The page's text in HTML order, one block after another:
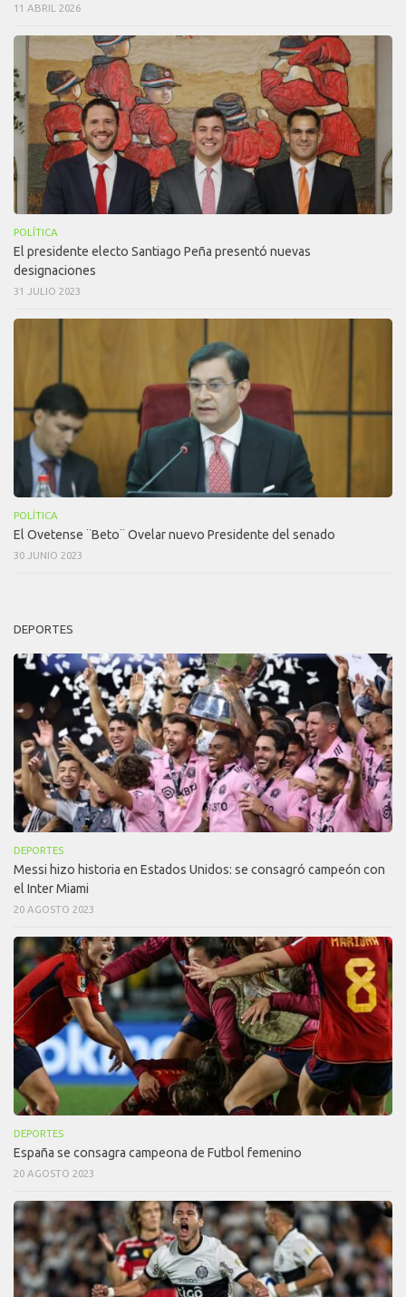
11 ABRIL 2026
POLÍTICA
El presidente electo Santiago Peña presentó nuevas
designaciones
31 JULIO 2023
POLÍTICA
El Ovetense ¨Beto¨ Ovelar nuevo Presidente del senado
30 JUNIO 2023
DEPORTES
DEPORTES
Messi hizo historia en Estados Unidos: se consagró campeón con
el Inter Miami
20 AGOSTO 2023
DEPORTES
España se consagra campeona de Futbol femenino
20 AGOSTO 2023